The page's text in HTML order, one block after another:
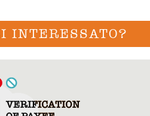
INTERESSATO?